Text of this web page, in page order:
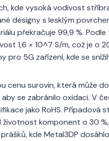
kde vysoká vodivost
designy s lesklým
překračuje 99,9 %.
1,6 × 10^7 S/m, což je o
5G zařízení, kde se
cenu surovin, která může
se zabránilo oxidaci. V
jako RoHS. Případová
komponent o 30
kde Metal3DP